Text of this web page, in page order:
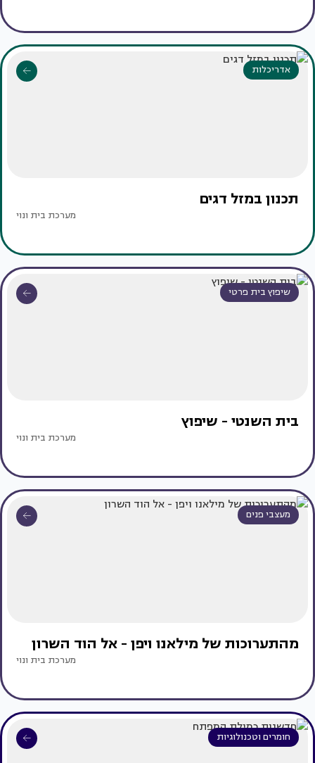
אדריכלות
תכנון במזל דגים
מערכת בית ונוי
שיפוץ בית פרטי
בית השנטי - שיפוץ
מערכת בית ונוי
מעצבי פנים
מהתערוכות של מילאנו ויפן - אל הוד השרון
מערכת בית ונוי
חומרים וטכנולוגיות